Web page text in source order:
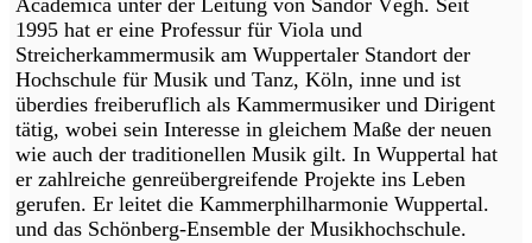
Academica unter der Leitung von Sandor Végh. Seit
1995 hat er eine Professur für Viola und
Streicherkammermusik am Wuppertaler Standort der
Hochschule für Musik und Tanz, Köln, inne und ist
überdies freiberuflich als Kammermusiker und Dirigent
tätig, wobei sein Interesse in gleichem Maße der neuen
wie auch der traditionellen Musik gilt. In Wuppertal hat
er zahlreiche genreübergreifende Projekte ins Leben
gerufen. Er leitet die Kammerphilharmonie Wuppertal.
und das Schönberg-Ensemble der Musikhochschule.